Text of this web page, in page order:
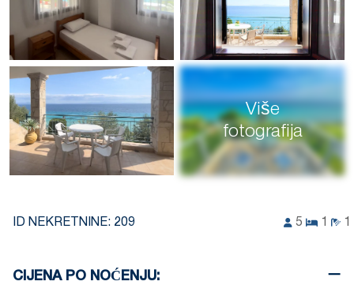
Više
fotografija
ID NEKRETNINE: 209 5 1 1
CIJENA PO NOĆENJU: